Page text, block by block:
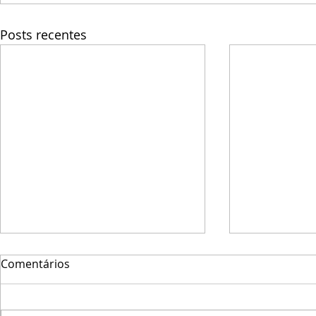
Posts recentes
Comentários